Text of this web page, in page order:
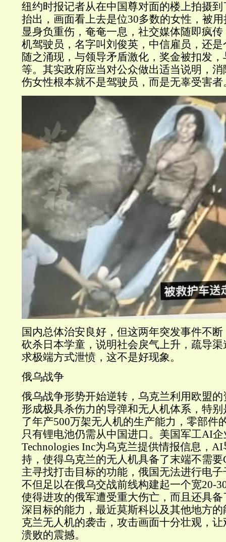
纽约时报记者从在中国尊对面的楼上拍摄
抬出，画面看上去是位30多数的女性，被
显身负重伤，奄奄一息，社交媒体随即疯
机驾驶员，名字叫刘俊英，中信雇员，还
随之涌现，与领导矛盾激化，奖金被扣发
等。其实政府应当对公众做出适当说明，
伤女性根本就不是驾驶员，而是无辜受害者
国内总体治安良好，但这两年突发事件不
砍杀日本学童，说明社会戾气上升，疏导
求极端方式泄愤，这不是好现象。
俄乌战争
俄乌战争形势开始逆转，乌克兰利用欧盟
形成极具杀伤力的导弹和无人机体系，特
了年产500万架无人机的生产能力，零部件
只有锂电池仍需从中国进口。美国军工AI企
Technologies Inc为乌克兰提供情报信息，
持，使得乌克兰的无人机具备了末端不需
主寻找打击目标的功能，俄国无法进行电
不但足以在俄乌交战前线构建起一个宽20-
使得进攻的俄军遭受重大伤亡，而且还具
深目标的能力，最近莫斯科以及其他地方
克兰无人机的袭击，攻击画面十分壮观，
溃败的震撼。